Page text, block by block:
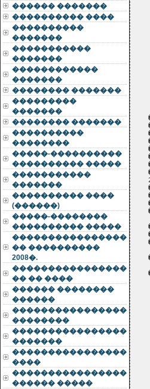
������ �������
���������� ����
����������
�������
�����������
�������
������������
�������
�������� �������
���������
�������
�������� �������
����������
��������
�����-����������
���������� �����
�����������
�������
���������� ����
(������)
�����-��������
���������� �����
����������������
�� ����������
2008�.
����������������
�� �� ����
������ ��������
������
����������������
��������
����������������
�������
����������������
����
����������������
������ �����